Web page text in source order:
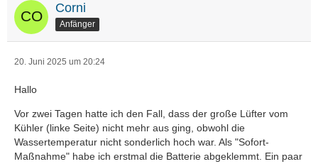
Corni
Anfänger
20. Juni 2025 um 20:24
Hallo
Vor zwei Tagen hatte ich den Fall, dass der große Lüfter vom
Kühler (linke Seite) nicht mehr aus ging, obwohl die
Wassertemperatur nicht sonderlich hoch war. Als "Sofort-
Maßnahme" habe ich erstmal die Batterie abgeklemmt. Ein paar